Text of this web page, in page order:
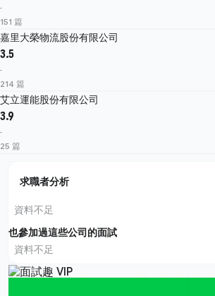
·
151 篇
嘉里大榮物流股份有限公司
3.5
·
214 篇
艾立運能股份有限公司
3.9
·
25 篇
求職者分析
資料不足
也參加過這些公司的面試
資料不足